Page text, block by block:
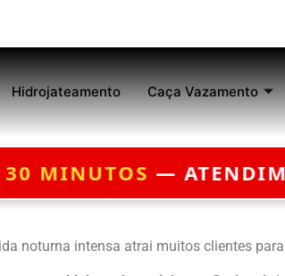
Hidrojateamento Caça Vazamento
24 HORAS —
noturna intensa atrai muitos clientes